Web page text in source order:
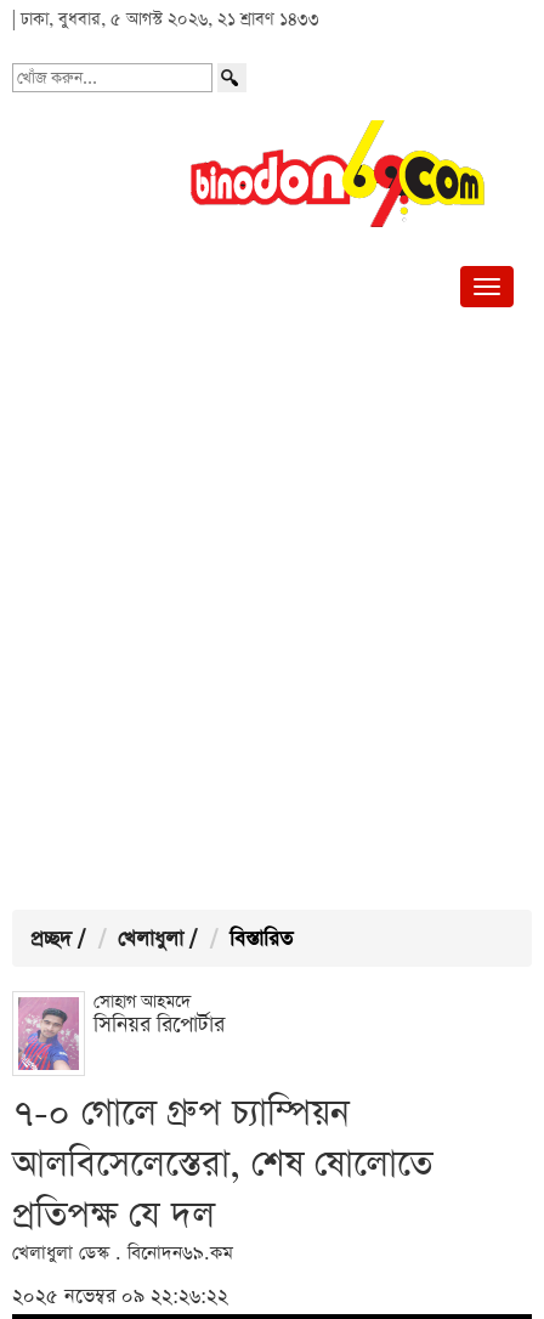
| ঢাকা, বুধবার, ৫ আগস্ট ২০২৬, ২১ শ্রাবণ ১৪৩৩
খোঁজ
প্রচ্ছদ / খেলাধুলা / বিস্তারিত
সোহাগ আহমদে
সিনিয়র রিপোর্টার
৭-০ গোলে গ্রুপ চ্যাম্পিয়ন
আলবিসেলেস্তেরা, শেষ ষোলোতে
প্রতিপক্ষ যে দল
খেলাধুলা ডেস্ক . বিনোদন৬৯.কম
২০২৫ নভেম্বর ০৯ ২২:২৬:২২